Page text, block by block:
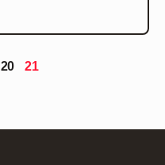
20 21